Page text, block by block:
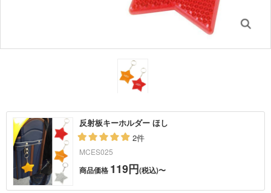
反射板キーホルダー ほし
2件
MCES025
商品価格 119円(税込)〜